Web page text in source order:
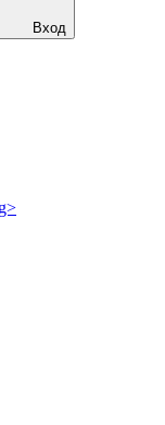
Вход